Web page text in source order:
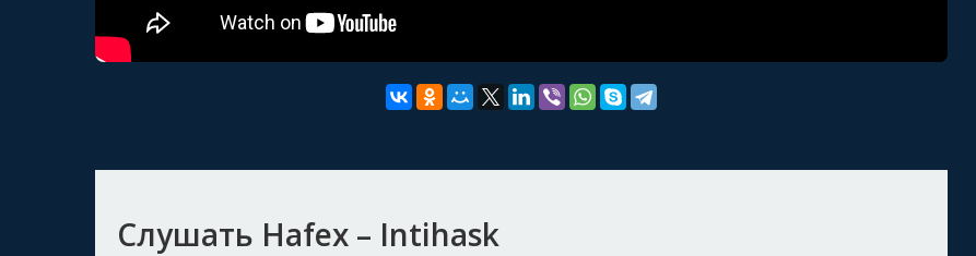
Слушать Hafex – Intihask